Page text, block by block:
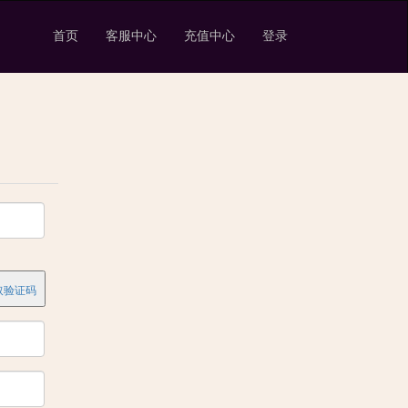
首页 客服中心 充值中心 登录